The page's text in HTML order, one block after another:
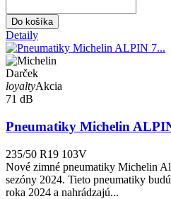
Do košíka
Detaily
Darček
loyaltyAkcia
71 dB
Pneumatiky Michelin
235/50 R19 103V
Nové zimné pneumatiky Michelin
sezóny 2024. Tieto pneumatiky
roka 2024 a nahrádzajú...